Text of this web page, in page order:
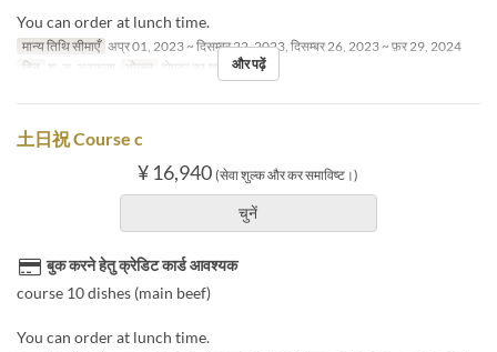
You can order at lunch time.
मान्य तिथि सीमाएँ अप्र 01, 2023 ~ दिसम्बर 22, 2023, दिसम्बर 26, 2023 ~ फ़र 29, 2024
दिन श, स, अवकाश भोजन दोपहर का खानाऔर पढ़ें
土日祝 Course c
¥ 16,940 (सेवा शुल्क और कर समाविष्ट।)
चुनें
बुक करने हेतु क्रेडिट कार्ड आवश्यक
course 10 dishes (main beef)
You can order at lunch time.